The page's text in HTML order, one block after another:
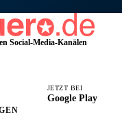
Social-Media-Kanälen
JETZT BEI
Google Play